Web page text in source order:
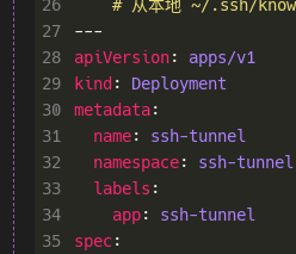
26
# 从本地 ~/.ssh/
27
28
apiVersion: apps/v1
29
kind : Deployment
30
metadata
31
name: ssh-tunnel
32
namespace: ssh-tunnel
33
labels
34
app: ssh-tunnel
35
spec